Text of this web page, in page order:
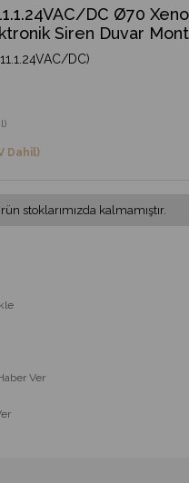
DC Ø70
Siren Duvar
DC)
Dahil)
stoklarımızda kalmamıştır.
Ver